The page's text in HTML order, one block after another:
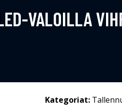
VALOILLA
Kategoriat: